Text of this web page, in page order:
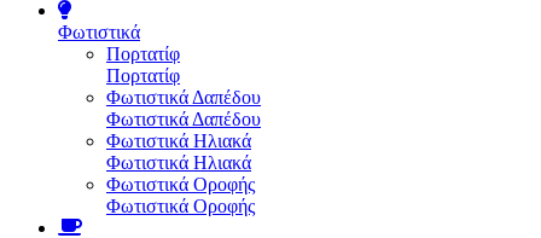
Φωτιστικά
Πορτατίφ
Πορτατίφ
Φωτιστικά Δαπέδου
Φωτιστικά Δαπέδου
Φωτιστικά Ηλιακά
Φωτιστικά Ηλιακά
Φωτιστικά Οροφής
Φωτιστικά Οροφής